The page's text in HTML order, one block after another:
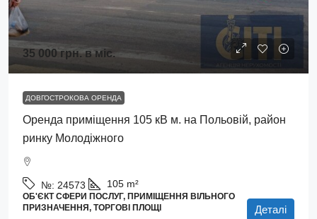
35 000 грн.в міс.
ДОВГОСТРОКОВА ОРЕНДА
Оренда приміщення 105 кВ м. на Польовій, район
ринку Молодіжного
№: 24573 105 m²
ОБ'ЄКТ СФЕРИ ПОСЛУГ, ПРИМІЩЕННЯ ВІЛЬНОГО
ПРИЗНАЧЕННЯ, ТОРГОВІ ПЛОЩІ
Деталі